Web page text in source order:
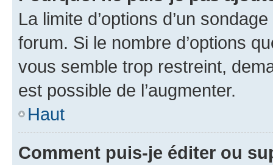
La limite d’options d’un
forum. Si le nombre d’options
vous semble trop restreint,
est possible de l’augmenter.
Haut
Comment puis-je éditer ou